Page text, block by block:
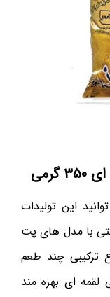
این تولیدات
با مدل های پت
۵۰۰ گرمی از نوع ترکیبی چند طعم
لقمه ای بهره مند